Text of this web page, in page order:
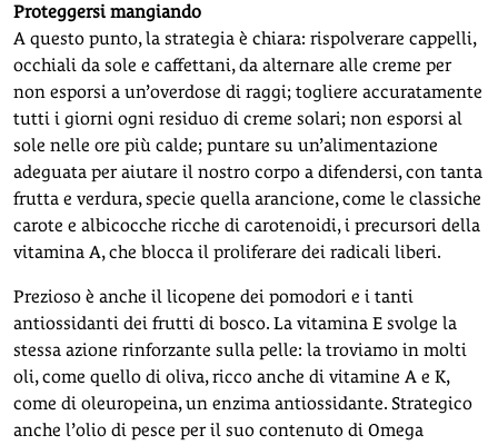
Proteggersi mangiando
A questo punto, la strategia è chiara: rispolverare cappelli,
occhiali da sole e caffettani, da alternare alle creme per
non esporsi a un’overdose di raggi; togliere accuratamente
tutti i giorni ogni residuo di creme solari; non esporsi al
sole nelle ore più calde; puntare su un’alimentazione
adeguata per aiutare il nostro corpo a difendersi, con tanta
frutta e verdura, specie quella arancione, come le classiche
carote e albicocche ricche di carotenoidi, i precursori della
vitamina A, che blocca il proliferare dei radicali liberi.
Prezioso è anche il licopene dei pomodori e i tanti
antiossidanti dei frutti di bosco. La vitamina E svolge la
stessa azione rinforzante sulla pelle: la troviamo in molti
oli, come quello di oliva, ricco anche di vitamine A e K,
come di oleuropeina, un enzima antiossidante. Strategico
anche l’olio di pesce per il suo contenuto di Omega